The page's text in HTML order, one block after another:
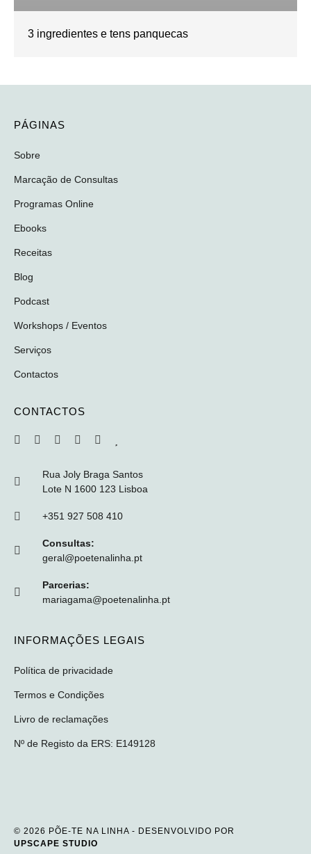
3 ingredientes e tens panquecas
PÁGINAS
Sobre
Marcação de Consultas
Programas Online
Ebooks
Receitas
Blog
Podcast
Workshops / Eventos
Serviços
Contactos
CONTACTOS
Rua Joly Braga Santos
Lote N 1600 123 Lisboa
+351 927 508 410
Consultas:
geral@poetenalinha.pt
Parcerias:
mariagama@poetenalinha.pt
INFORMAÇÕES LEGAIS
Política de privacidade
Termos e Condições
Livro de reclamações
Nº de Registo da ERS: E149128
© 2026 PÕE-TE NA LINHA - DESENVOLVIDO POR
UPSCAPE STUDIO